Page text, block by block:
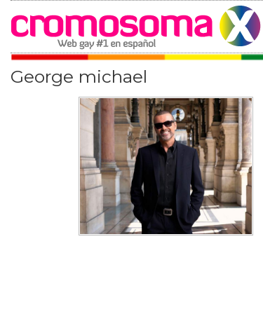
George michael